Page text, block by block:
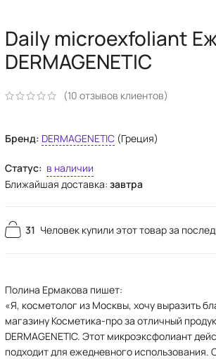
Daily microexfoliant
DERMAGENETIC
(10 отзывов клиентов)
Бренд: DERMAGENETIC (Греция)
Статус: в наличии
Ближайшая доставка:завтра
31 Человек купили этот товар за
Полина Ермакова пишет:
«Я, косметолог из Москвы, хочу выразить
магазину Косметика-про за отличный
DERMAGENETIC. Этот микроэксфолиант
подходит для ежедневного использования.